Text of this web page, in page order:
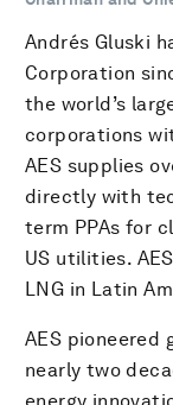
Andrés Gluski
Corporation
the world’s
corporations
AES supplies
directly with
term PPAs for
US utilities.
LNG in Latin
AES pioneered
nearly two